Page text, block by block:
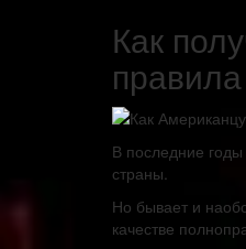
Как
В последние
страны.
Но бывает и
качестве